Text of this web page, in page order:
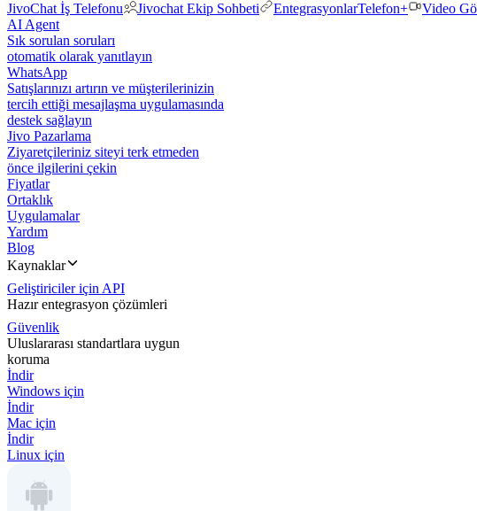
JivoChat İş Telefonu
Jivochat Ekip Sohbeti EntegrasyonlarTelefon+ Video
AI Agent
Sık sorulan soruları
otomatik olarak yanıtlayın
WhatsApp
Satışlarınızı artırın ve müşterilerinizin
tercih ettiği mesajlaşma uygulamasında
destek sağlayın
Jivo Pazarlama
Ziyaretçileriniz siteyi terk etmeden
önce ilgilerini çekin
Fiyatlar
Ortaklık
Uygulamalar
Yardım
Blog
Kaynaklar
Geliştiriciler için API
Hazır entegrasyon çözümleri
Güvenlik
Uluslararası standartlara uygun
koruma
İndir
Windows için
İndir
Mac için
İndir
Linux için